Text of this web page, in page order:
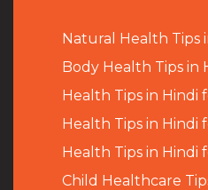
Natural Health Tips
Body Health Tips in
Health Tips in Hindi
Health Tips in Hindi
Health Tips in Hindi
Child Healthcare